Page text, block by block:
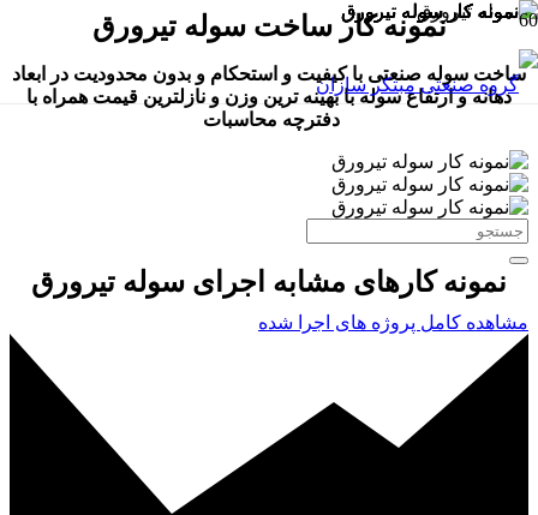
نمونه کار ساخت سوله تیرورق
ساخت سوله صنعتی با کیفیت و استحکام و بدون محدودیت در ابعاد
دهانه و ارتفاع سوله با بهینه ترین وزن و نازلترین قیمت همراه با
دفترچه محاسبات
نمونه کارهای مشابه اجرای سوله تیرورق
مشاهده کامل پروژه های اجرا شده